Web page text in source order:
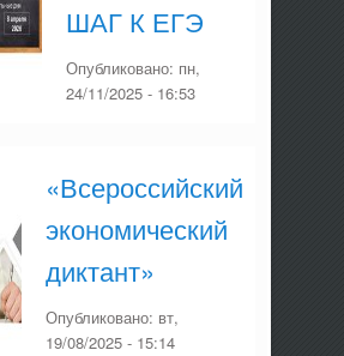
ШАГ К ЕГЭ
Опубликовано: пн,
24/11/2025 - 16:53
«Всероссийский
экономический
диктант»
Опубликовано: вт,
19/08/2025 - 15:14